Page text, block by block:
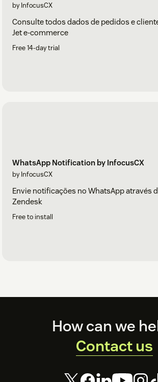
by InfocusCX
Consulte todos dados de pedidos e
Jet e-commerce
Free 14-day trial
WhatsApp Notification by InfocusCX
by InfocusCX
Envie notificações no WhatsApp através
Zendesk
Free to install
How can we
Contact us